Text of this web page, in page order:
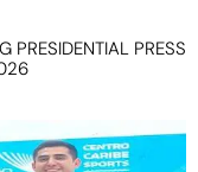
PRESIDENTIAL PRESS